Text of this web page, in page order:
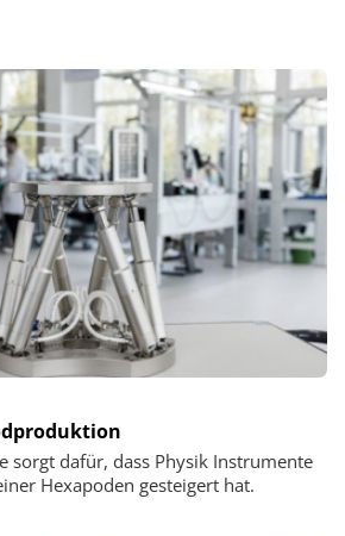
sorgt dafür, dass Physik Instrumente
Hexapoden gesteigert hat.